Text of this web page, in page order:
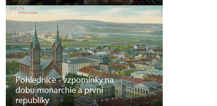
Pohlednice - vzpomínky na
dobu monarchie a první
republiky